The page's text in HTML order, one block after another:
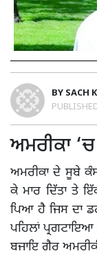
BY SACH
ਅਮਰੀਕਾ
ਅਮਰੀਕਾ ਦੇ ਸੂਬੇ
ਕੇ ਮਾਰ ਦਿੱਤਾ ਤੇ
ਪਿਆ ਹੈ ਜਿਸ ਦਾ
ਪਹਿਲਾਂ ਪ੍ਰਗਟਾਇਆ
ਬਜਾਇ ਗੈਰ